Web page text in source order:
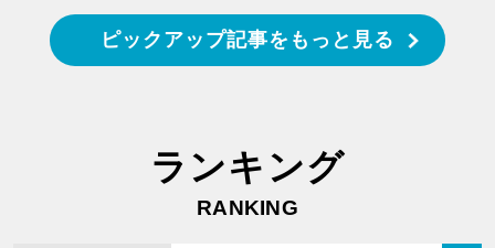
ピックアップ記事をもっと見る
ランキング
RANKING